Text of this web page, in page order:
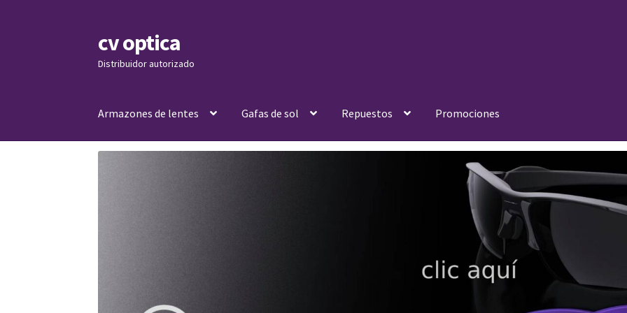
Skip
to
navigation
Skip
to
content
cv optica
Distribuidor autorizado
Armazones de lentes Gafas de sol Repuestos Promociones